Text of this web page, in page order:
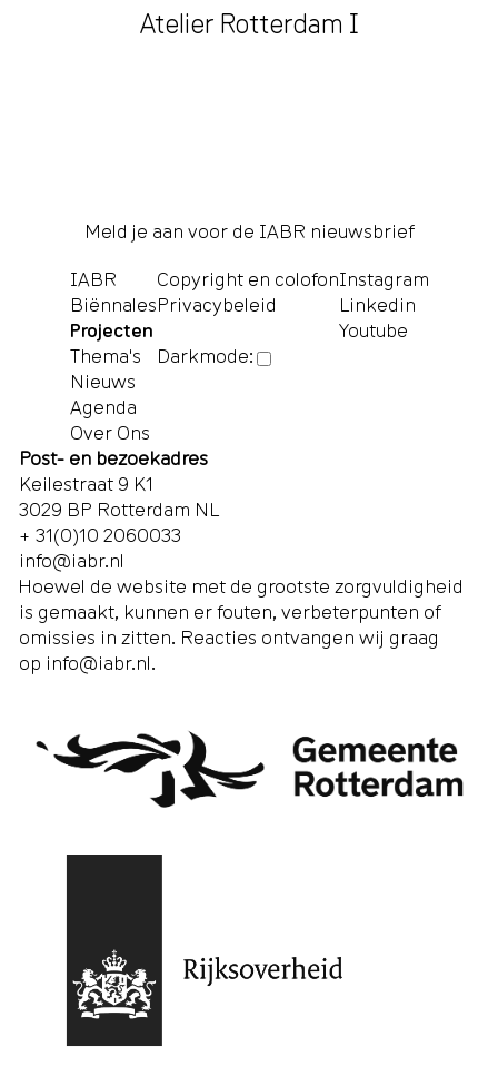
Atelier Rotterdam I
Meld je aan voor de IABR nieuwsbrief
IABR
Biënnales
Projecten
Thema's
Nieuws
Agenda
Over Ons
Copyright en colofon
Privacybeleid
Darkmode:
Instagram
Linkedin
Youtube
Post- en bezoekadres
Keilestraat 9 K1
3029 BP Rotterdam NL
+ 31(0)10 2060033
info@iabr.nl
Hoewel de website met de grootste zorgvuldigheid
is gemaakt, kunnen er fouten, verbeterpunten of
omissies in zitten. Reacties ontvangen wij graag
op info@iabr.nl.